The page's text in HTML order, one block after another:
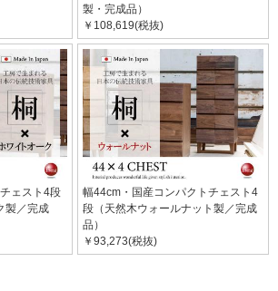
製・完成品）
￥108,619(税抜)
ェスト4段
製／完成
幅44cm・国産コンパクトチェスト4
段（天然木ウォールナット製／完成
品）
￥93,273(税抜)